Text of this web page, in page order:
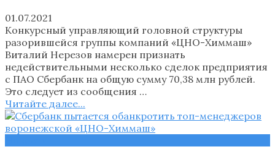
01.07.2021
Конкурсный управляющий головной структуры
разорившейся группы компаний «ЦНО-Химмаш»
Виталий Нерезов намерен признать
недействительными несколько сделок предприятия
с ПАО Сбербанк на общую сумму 70,38 млн рублей.
Это следует из сообщения …
Читайте далее...